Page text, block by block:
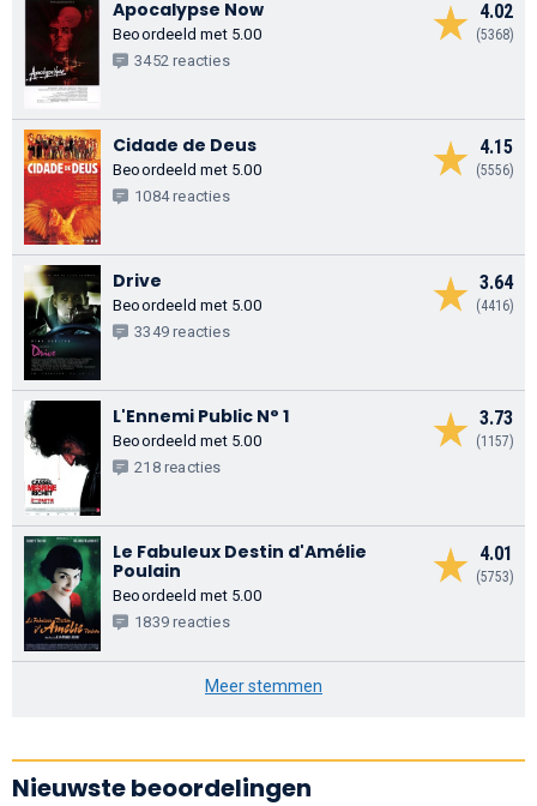
4.02
(5368)
Apocalypse Now
Beoordeeld met 5.00
3452 reacties
4.15
(5556)
Cidade de Deus
Beoordeeld met 5.00
1084 reacties
3.64
(4416)
Drive
Beoordeeld met 5.00
3349 reacties
3.73
(1157)
L'Ennemi Public N° 1
Beoordeeld met 5.00
218 reacties
4.01
(5753)
Le Fabuleux Destin d'Amélie
Poulain
Beoordeeld met 5.00
1839 reacties
Meer stemmen
Nieuwste beoordelingen